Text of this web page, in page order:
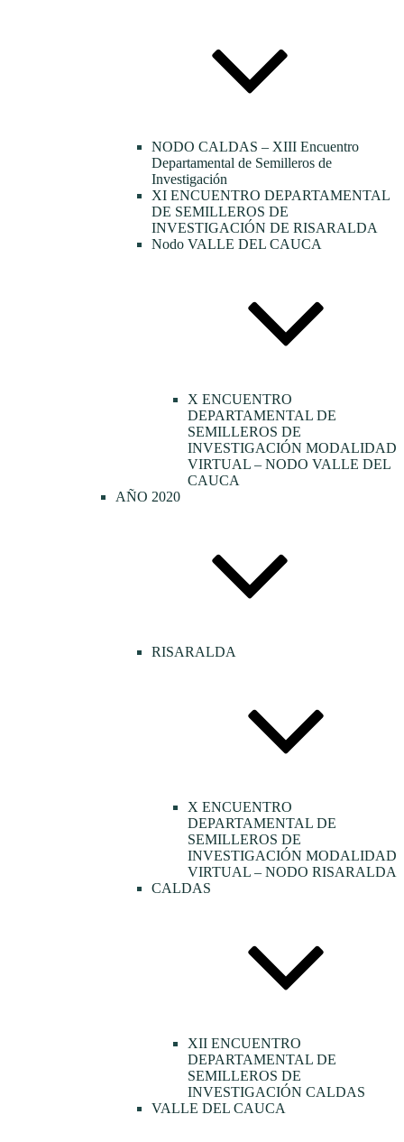
NODO CALDAS – XIII Encuentro
Departamental de Semilleros de
Investigación
XI ENCUENTRO DEPARTAMENTAL
DE SEMILLEROS DE
INVESTIGACIÓN DE RISARALDA
Nodo VALLE DEL CAUCA
X ENCUENTRO
DEPARTAMENTAL DE
SEMILLEROS DE
INVESTIGACIÓN MODALIDAD
VIRTUAL – NODO VALLE DEL
CAUCA
AÑO 2020
RISARALDA
X ENCUENTRO
DEPARTAMENTAL DE
SEMILLEROS DE
INVESTIGACIÓN MODALIDAD
VIRTUAL – NODO RISARALDA
CALDAS
XII ENCUENTRO
DEPARTAMENTAL DE
SEMILLEROS DE
INVESTIGACIÓN CALDAS
VALLE DEL CAUCA